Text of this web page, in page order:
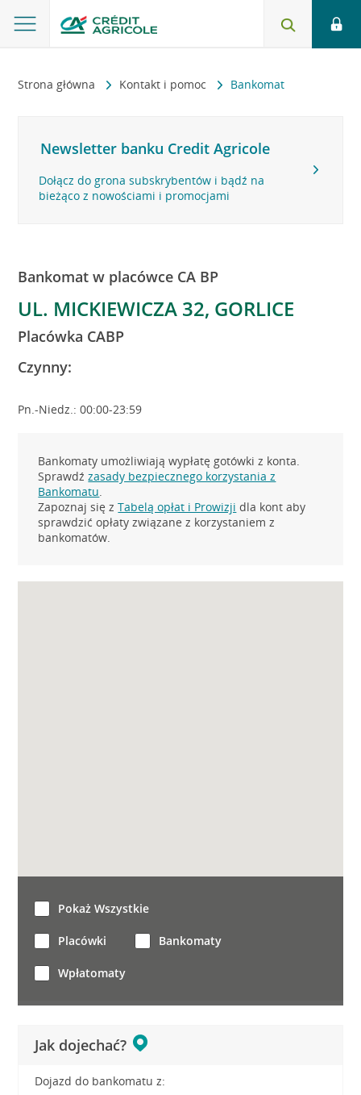
Strona główna Kontakt i pomoc Bankomat
Newsletter banku Credit Agricole
Dołącz do grona subskrybentów i bądź na
bieżąco z nowościami i promocjami
Bankomat w placówce CA BP
UL. MICKIEWICZA 32, GORLICE
Placówka CABP
Czynny:
Pn.-Niedz.: 00:00-23:59
Bankomaty umożliwiają wypłatę gotówki z konta.
Sprawdźzasady bezpiecznego korzystania z
Bankomatu.
Zapoznaj się zTabelą opłat i Prowizji dla kont aby
sprawdzić opłaty związane z korzystaniem z
bankomatów.
Jak dojechać?
Dojazd do bankomatu z:
Pokaż Wszystkie
Placówki Bankomaty
Wpłatomaty